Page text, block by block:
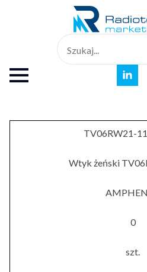
TV06RW21-
Wtyk żeński
0
szt.